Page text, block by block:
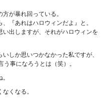
が暴れ回っている。
『あれはハロウィンだよ』と。
い出しますが、それがハロウィンを
しか思いつかなかった私ですが、
う事になろうとは（笑）。
くなる。